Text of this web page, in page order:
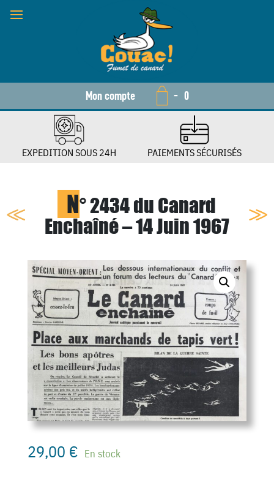
Mon compte - 0
EXPEDITION SOUS 24H PAIEMENTS SÉCURISÉS
N° 2434 du Canard
Enchaîné – 14 Juin 1967
29,00 € En stock